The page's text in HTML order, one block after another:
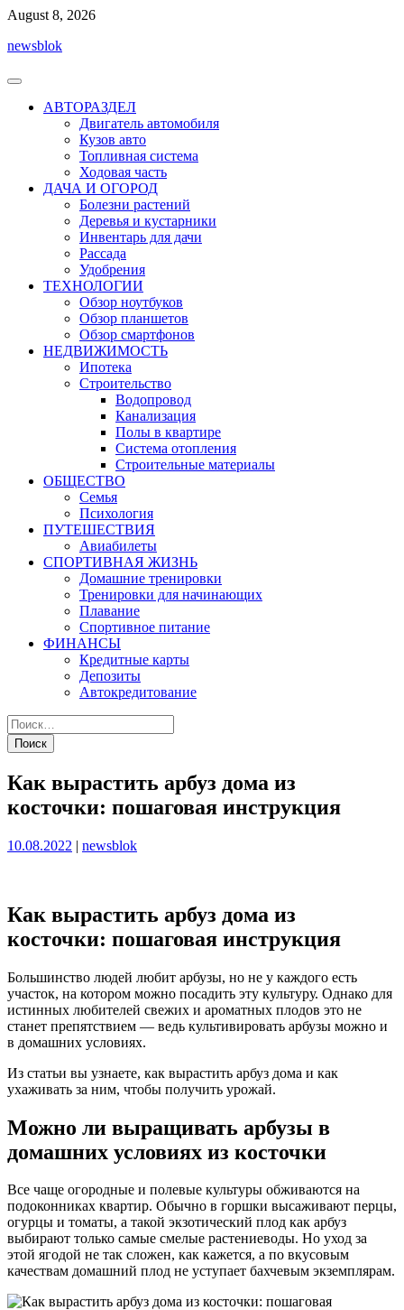
Перейти
содержимому
August 8, 2026
newsblok
АВТОРАЗДЕЛ
Двигатель автомобиля
Кузов авто
Топливная система
Ходовая часть
ДАЧА И ОГОРОД
Болезни растений
Деревья и кустарники
Инвентарь для дачи
Рассада
Удобрения
ТЕХНОЛОГИИ
Обзор ноутбуков
Обзор планшетов
Обзор смартфонов
НЕДВИЖИМОСТЬ
Ипотека
Строительство
Водопровод
Канализация
Полы в квартире
Система отопления
Строительные материалы
ОБЩЕСТВО
Семья
Психология
ПУТЕШЕСТВИЯ
Авиабилеты
СПОРТИВНАЯ ЖИЗНЬ
Домашние тренировки
Тренировки для начинающих
Плавание
Спортивное питание
ФИНАНСЫ
Кредитные карты
Депозиты
Автокредитование
Как вырастить арбуз дома из
косточки: пошаговая инструкция
Опубликовано
10.08.2022 | Опубликовано
newsblok
Как вырастить арбуз дома из
косточки: пошаговая инструкция
Большинство людей любит арбузы, но не у каждого есть
участок, на котором можно посадить эту культуру. Однако для
истинных любителей свежих и ароматных плодов это не
станет препятствием — ведь культивировать арбузы можно и
в домашних условиях.
Из статьи вы узнаете, как вырастить арбуз дома и как
ухаживать за ним, чтобы получить урожай.
Можно ли выращивать арбузы в
домашних условиях из косточки
Все чаще огородные и полевые культуры обживаются на
подоконниках квартир. Обычно в горшки высаживают перцы,
огурцы и томаты, а такой экзотический плод как арбуз
выбирают только самые смелые растениеводы. Но уход за
этой ягодой не так сложен, как кажется, а по вкусовым
качествам домашний плод не уступает бахчевым экземплярам.